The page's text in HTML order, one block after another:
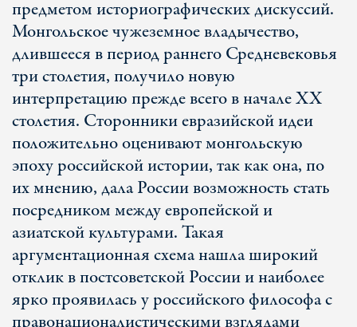
предметом историографических дискуссий.
Монгольское чужеземное владычество,
длившееся в период раннего Средневековья
три столетия, получило новую
интерпретацию прежде всего в начале ХХ
столетия. Сторонники евразийской идеи
положительно оценивают монгольскую
эпоху российской истории, так как она, по
их мнению, дала России возможность стать
посредником между европейской и
азиатской культурами. Такая
аргументационная схема нашла широкий
отклик в постсоветской России и наиболее
ярко проявилась у российского философа с